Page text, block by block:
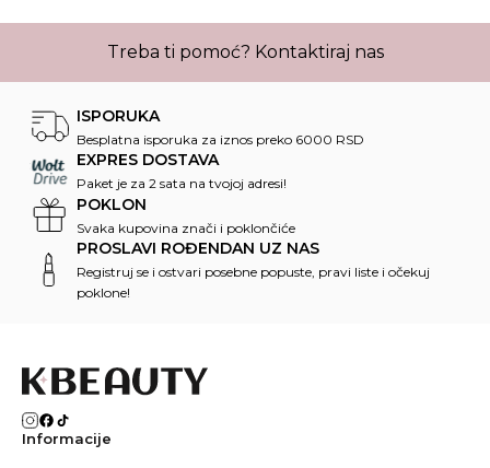
Treba ti pomoć? Kontaktiraj nas
ISPORUKA
Besplatna isporuka za iznos preko 6000 RSD
EXPRES DOSTAVA
Paket je za 2 sata na tvojoj adresi!
POKLON
Svaka kupovina znači i poklončiće
PROSLAVI ROĐENDAN UZ NAS
Registruj se i ostvari posebne popuste, pravi liste i očekuj
poklone!
Informacije